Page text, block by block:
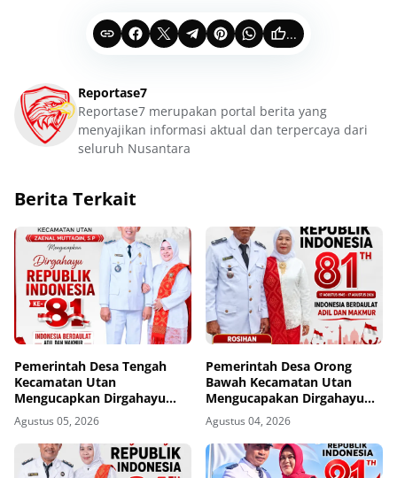
...
Reportase7
Reportase7 merupakan portal berita yang
menyajikan informasi aktual dan terpercaya dari
seluruh Nusantara
Berita Terkait
Pemerintah Desa Tengah
Kecamatan Utan
Mengucapkan Dirgahayu
Republik Indonesia ke-81
Agustus 05, 2026
Pemerintah Desa Orong
Bawah Kecamatan Utan
Mengucapakan Dirgahayu
Republik Indonesia ke-81
Agustus 04, 2026